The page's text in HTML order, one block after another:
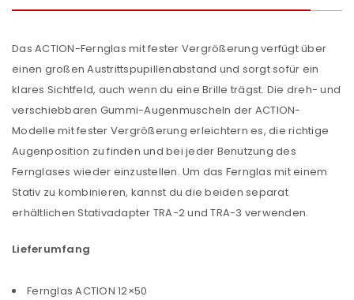
Das ACTION-Fernglas mit fester Vergrößerung verfügt über
einen großen Austrittspupillenabstand und sorgt sofür ein
klares Sichtfeld, auch wenn du eine Brille trägst. Die dreh- und
verschiebbaren Gummi-Augenmuscheln der ACTION-
Modelle mit fester Vergrößerung erleichtern es, die richtige
Augenposition zu finden und bei jeder Benutzung des
Fernglases wieder einzustellen. Um das Fernglas mit einem
Stativ zu kombinieren, kannst du die beiden separat
erhältlichen Stativadapter TRA-2 und TRA-3 verwenden.
Lieferumfang
Fernglas ACTION 12×50